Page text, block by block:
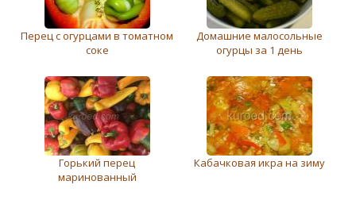
Перец c огурцами в томатном
соке
Домашние малосольные
огурцы за 1 день
Горький перец
маринованный
Кабачковая икра на зиму